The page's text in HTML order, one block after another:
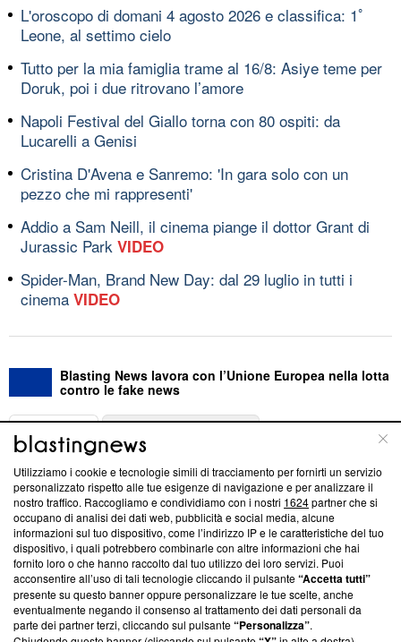
L'oroscopo di domani 4 agosto 2026 e classifica: 1ﾟ
Leone, al settimo cielo
Tutto per la mia famiglia trame al 16/8: Asiye teme per
Doruk, poi i due ritrovano l’amore
Napoli Festival del Giallo torna con 80 ospiti: da
Lucarelli a Genisi
Cristina D'Avena e Sanremo: 'In gara solo con un
pezzo che mi rappresenti'
Addio a Sam Neill, il cinema piange il dottor Grant di
Jurassic Park VIDEO
Spider-Man, Brand New Day: dal 29 luglio in tutti i
cinema VIDEO
Blasting News lavora con l’Unione Europea nella lotta
contro le fake news
ABOUT
Questa sezione offre informazioni trasparenti su Blasting
News, sui nostri processi editoriali e su come ci impegniamo a
creare news di qualità. Inoltre, afferma la nostra aderenza a
‘Trust Project - News with Integrity’Blasting News non è
ancora membro del programma, ma ha richiesto di farne
parte; Trust Project non ha ancora effettuato una verifica di
conformità agli standard.
Su di noi
Utilizziamo i cookie e tecnologie simili di tracciamento per fornirti un servizio
personalizzato rispetto alle tue esigenze di navigazione e per analizzare il
nostro traffico. Raccogliamo e condividiamo con i nostri 1624partner che si
occupano di analisi dei dati web, pubblicità e social media, alcune
informazioni sul tuo dispositivo, come l’indirizzo IP e le caratteristiche del tuo
dispositivo, i quali potrebbero combinarle con altre informazioni che hai
fornito loro o che hanno raccolto dal tuo utilizzo dei loro servizi. Puoi
acconsentire all’uso di tali tecnologie cliccando il pulsante“Accetta tutti”
presente su questo banner oppure personalizzare le tue scelte, anche
eventualmente negando il consenso al trattamento dei dati personali da
parte dei partner terzi, cliccando sul pulsante“Personalizza”.